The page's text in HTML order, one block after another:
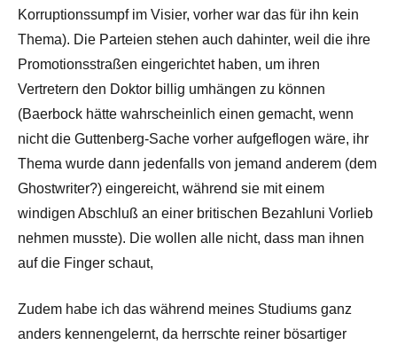
Korruptionssumpf im Visier, vorher war das für ihn kein
Thema). Die Parteien stehen auch dahinter, weil die ihre
Promotionsstraßen eingerichtet haben, um ihren
Vertretern den Doktor billig umhängen zu können
(Baerbock hätte wahrscheinlich einen gemacht, wenn
nicht die Guttenberg-Sache vorher aufgeflogen wäre, ihr
Thema wurde dann jedenfalls von jemand anderem (dem
Ghostwriter?) eingereicht, während sie mit einem
windigen Abschluß an einer britischen Bezahluni Vorlieb
nehmen musste). Die wollen alle nicht, dass man ihnen
auf die Finger schaut,
Zudem habe ich das während meines Studiums ganz
anders kennengelernt, da herrschte reiner bösartiger